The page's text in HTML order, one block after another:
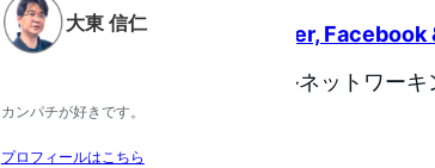
大東 信仁
カンパチが好きです。
プロフィールはこちら
Everypost for Twitter, Facebook
カテゴリ: ソーシャルネットワー